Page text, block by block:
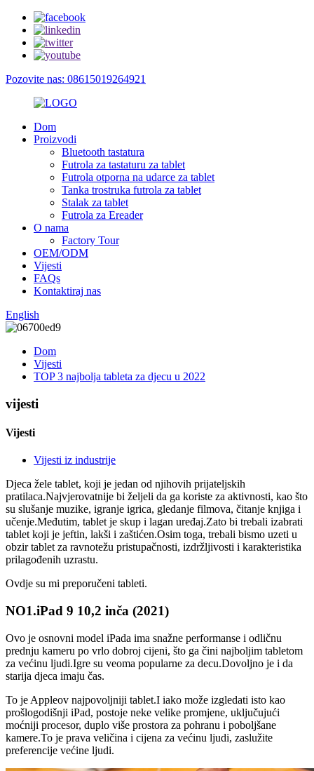
Pozovite nas: 08615019264921
Dom
Proizvodi
Bluetooth tastatura
Futrola za tastaturu za tablet
Futrola otporna na udarce za tablet
Tanka trostruka futrola za tablet
Stalak za tablet
Futrola za Ereader
O nama
Factory Tour
OEM/ODM
Vijesti
FAQs
Kontaktiraj nas
English
Dom
Vijesti
TOP 3 najbolja tableta za djecu u 2022
vijesti
Vijesti
Vijesti iz industrije
Djeca žele tablet, koji je jedan od njihovih prijateljskih
pratilaca.Najvjerovatnije bi željeli da ga koriste za aktivnosti, kao što
su slušanje muzike, igranje igrica, gledanje filmova, čitanje knjiga i
učenje.Međutim, tablet je skup i lagan uređaj.Zato bi trebali izabrati
tablet koji je jeftin, lakši i zaštićen.Osim toga, trebali bismo uzeti u
obzir tablet za ravnotežu pristupačnosti, izdržljivosti i karakteristika
prilagođenih uzrastu.
Ovdje su mi preporučeni tableti.
NO1.iPad 9 10,2 inča (2021)
Ovo je osnovni model iPada ima snažne performanse i odličnu
prednju kameru po vrlo dobroj cijeni, što ga čini najboljim tabletom
za većinu ljudi.Igre su veoma popularne za decu.Dovoljno je i da
starija djeca imaju čas.
To je Appleov najpovoljniji tablet.I iako može izgledati isto kao
prošlogodišnji iPad, postoje neke velike promjene, uključujući
moćniji procesor, duplo više prostora za pohranu i poboljšane
kamere.To je prava veličina i cijena za većinu ljudi, zaslužite
preferencije većine ljudi.